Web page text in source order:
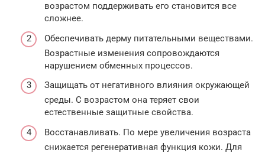
возрастом поддерживать его становится все
сложнее.
Обеспечивать дерму питательными веществами.
Возрастные изменения сопровождаются
нарушением обменных процессов.
Защищать от негативного влияния окружающей
среды. С возрастом она теряет свои
естественные защитные свойства.
Восстанавливать. По мере увеличения возраста
снижается регенеративная функция кожи. Для